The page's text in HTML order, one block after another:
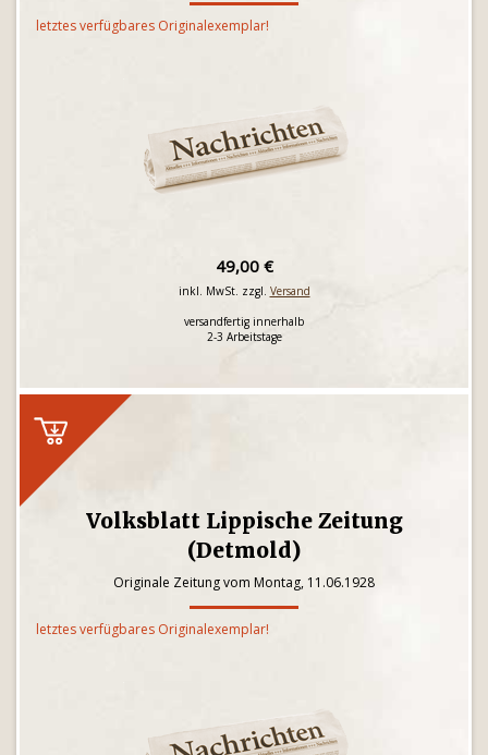
letztes verfügbares Originalexemplar!
49,00 €
inkl. MwSt. zzgl. Versand
versandfertig innerhalb
2-3 Arbeitstage
Volksblatt Lippische Zeitung
(Detmold)
Originale Zeitung vom Montag, 11.06.1928
letztes verfügbares Originalexemplar!